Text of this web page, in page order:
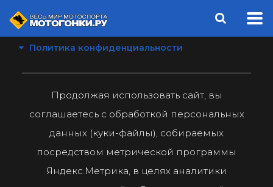
Политика конфиденциальности
Продолжая использовать сайт, вы
соглашаетесь с обработкой персональных
данных (куки-файлы), собираемых
посредством метрической программы
Яндекс.Метрика, в целях аналитики